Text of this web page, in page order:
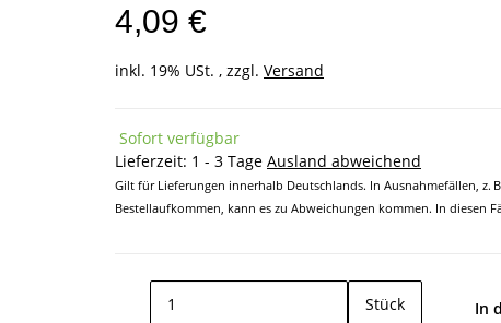
4,09 €
inkl. 19% USt. , zzgl. Versand
Sofort verfügbar
Lieferzeit: 1 - 3 Tage Ausland abweichend
Gilt für Lieferungen innerhalb Deutschlands. In Ausnahmefällen, z.
Bestellaufkommen, kann es zu Abweichungen kommen. In diesen
Stück In